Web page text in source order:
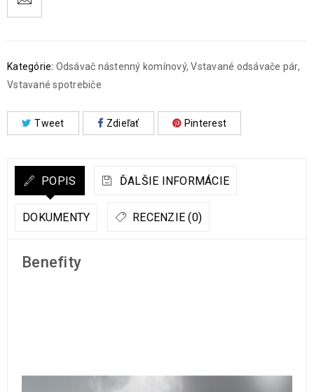
Kategórie: Odsávač nástenný komínový,Vstavané odsávače pár,
Vstavané spotrebiče
Tweet Zdieľať Pinterest
POPIS ĎALŠIE INFORMÁCIE
DOKUMENTY RECENZIE (0)
Benefity